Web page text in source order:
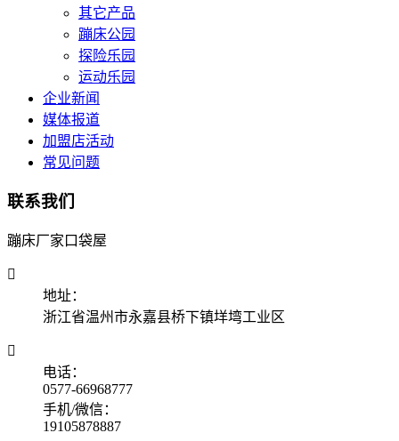
其它产品
蹦床公园
探险乐园
运动乐园
企业新闻
媒体报道
加盟店活动
常见问题
联系我们
蹦床厂家口袋屋

地址：
浙江省温州市永嘉县桥下镇垟塆工业区

电话：
0577-66968777
手机/微信：
19105878887